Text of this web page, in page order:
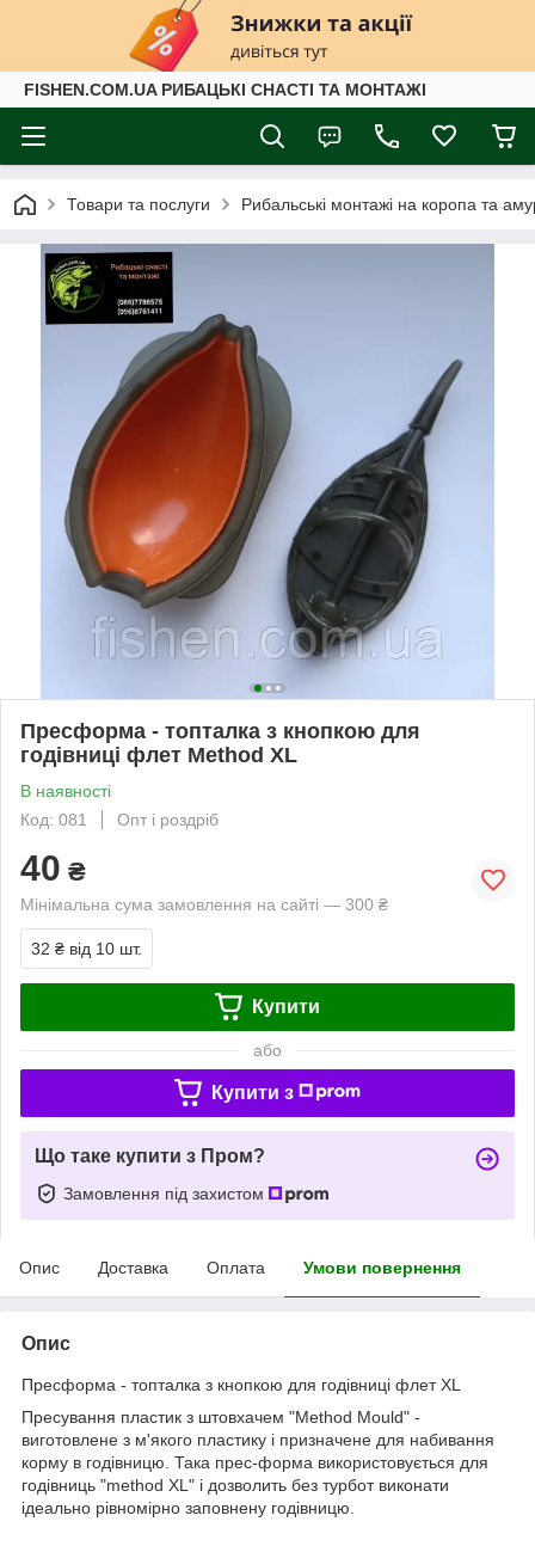
FISHEN.COM.UA РИБАЦЬКІ СНАСТІ ТА МОНТАЖІ
Товари та послуги Рибальські монтажі на коропа та
Пресформа - топталка з кнопкою для
годівниці флет Method XL
В наявності
Код: 081
Опт і роздріб
40 ₴
Мінімальна сума замовлення на сайті — 300 ₴
32 ₴ від 10 шт.
Купити
або
Купити з
Що таке купити з Пром?
Замовлення під захистом
Опис Доставка Оплата Умови повернення
Опис
Пресформа - топталка з кнопкою для годівниці флет XL
Пресування пластик з штовхачем "Method Mould" -
виготовлене з м'якого пластику і призначене для набивання
корму в годівницю. Така прес-форма використовується для
годівниць "method XL" і дозволить без турбот виконати
ідеально рівномірно заповнену годівницю.